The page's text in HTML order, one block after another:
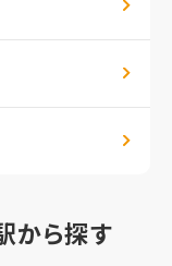
から探す